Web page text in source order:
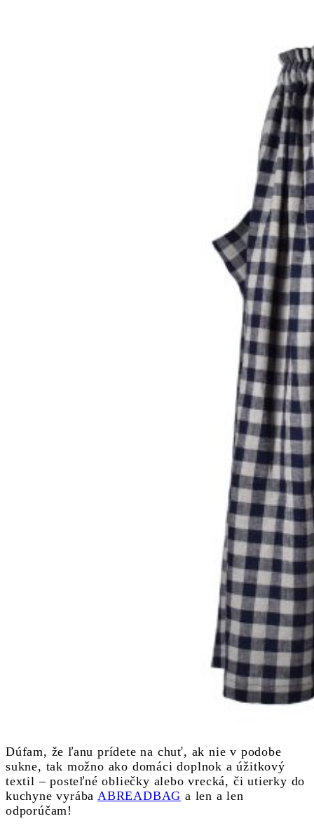
Dúfam, že ľanu prídete na chuť, ak nie v podobe
sukne, tak možno ako domáci doplnok a úžitkový
textil – posteľné obliečky alebo vrecká, či utierky do
kuchyne vyrába ABREADBAG a len a len
odporúčam!